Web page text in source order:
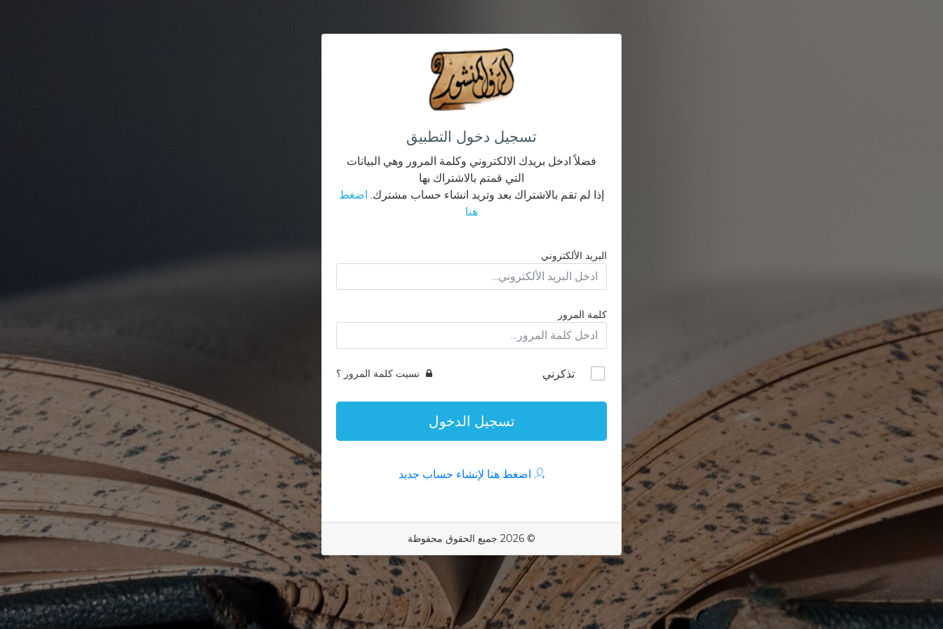
تسجيل دخول التطبيق
فضلاً ادخل بريدك الالكتروني وكلمة المرور وهي البيانات
التي قمتم بالاشتراك بها
إذا لم تقم بالاشتراك بعد وتريد انشاء حساب مشترك. اضغط
هنا
البريد الألكتروني
كلمة المرور
تذكرني نسيت كلمة المرور ؟
تسجيل الدخول
اضغط هنا لإنشاء حساب جديد
© 2026 جميع الحقوق محفوظة